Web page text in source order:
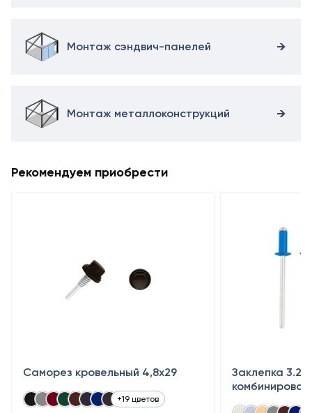
Монтаж сэндвич-панелей
Монтаж металлоконструкций
Рекомендуем приобрести
Саморез кровельный 4,8x29
+19 цветов
Заклепка